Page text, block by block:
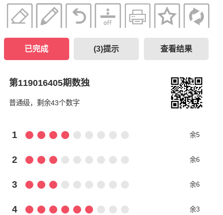
已完成 (3)提示 查看结果
第119016405期数独
普通级，剩余43个数字
1 余5
2 余6
3 余6
4 余3